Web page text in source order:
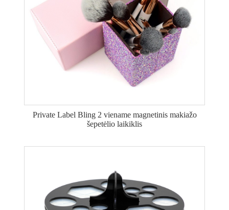
Private Label Bling 2 viename magnetinis makiažo
šepetėlio laikiklis